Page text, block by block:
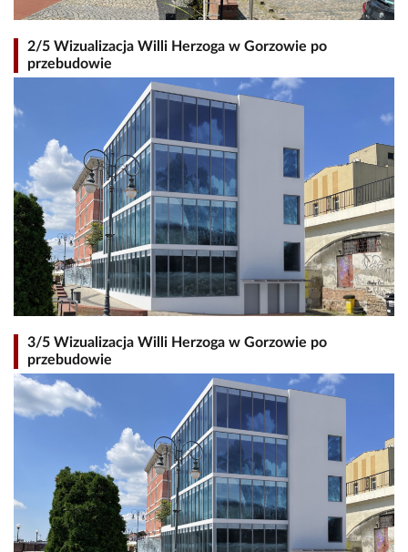
2/5 Wizualizacja Willi Herzoga w Gorzowie po
przebudowie
3/5 Wizualizacja Willi Herzoga w Gorzowie po
przebudowie